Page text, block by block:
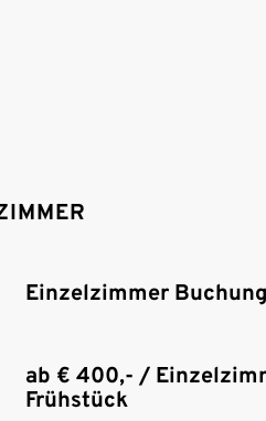
Einzelzimmer
ab € 400,- /
Frühstück